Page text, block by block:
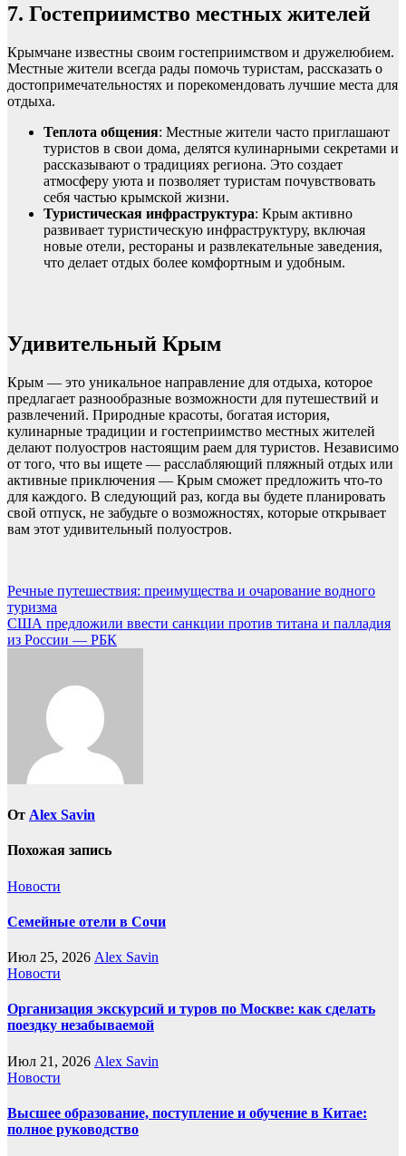
7. Гостеприимство местных жителей
Крымчане известны своим гостеприимством и дружелюбием.
Местные жители всегда рады помочь туристам, рассказать о
достопримечательностях и порекомендовать лучшие места для
отдыха.
Теплота общения: Местные жители часто приглашают
туристов в свои дома, делятся кулинарными секретами и
рассказывают о традициях региона. Это создает
атмосферу уюта и позволяет туристам почувствовать
себя частью крымской жизни.
Туристическая инфраструктура: Крым активно
развивает туристическую инфраструктуру, включая
новые отели, рестораны и развлекательные заведения,
что делает отдых более комфортным и удобным.
Удивительный Крым
Крым — это уникальное направление для отдыха, которое
предлагает разнообразные возможности для путешествий и
развлечений. Природные красоты, богатая история,
кулинарные традиции и гостеприимство местных жителей
делают полуостров настоящим раем для туристов. Независимо
от того, что вы ищете — расслабляющий пляжный отдых или
активные приключения — Крым сможет предложить что-то
для каждого. В следующий раз, когда вы будете планировать
свой отпуск, не забудьте о возможностях, которые открывает
вам этот удивительный полуостров.
Навигация
по
записям
Речные путешествия: преимущества и очарование водного
туризма
США предложили ввести санкции против титана и палладия
из России — РБК
От Alex Savin
Похожая запись
Новости
Семейные отели в Сочи
Июл 25, 2026 Alex Savin
Новости
Организация экскурсий и туров по Москве: как сделать
поездку незабываемой
Июл 21, 2026 Alex Savin
Новости
Высшее образование, поступление и обучение в Китае:
полное руководство